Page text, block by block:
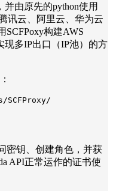
并由原先的python使用
讯云、阿里云、华为云
SCFPoxy构建AWS
现多IP出口（IP池）的方
密钥、创建角色，并获
API正常运作的证书使